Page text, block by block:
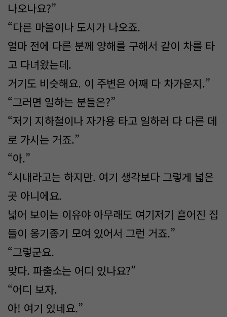
나오나요?”
“다른 마을이나 도시가 나오죠.
얼마 전에 다른 분께 양해를 구해서 같이 차를 타
고 다녀왔는데.
거기도 비슷해요. 이 주변은 어째 다 차가운지.”
“그러면 일하는 분들은?”
“저기 지하철이나 자가용 타고 일하러 다 다른 데
로 가시는 거죠.”
“아.”
“시내라고는 하지만. 여기 생각보다 그렇게 넓은
곳 아니에요.
넓어 보이는 이유야 아무래도 여기저기 흩어진 집
들이 옹기종기 모여 있어서 그런 거죠.”
“그렇군요.
맞다. 파출소는 어디 있나요?”
“어디 보자.
아! 여기 있네요.”